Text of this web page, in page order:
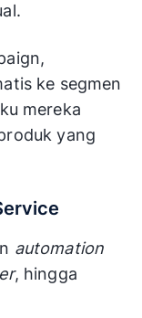
ke segmen
mereka
yang
automation
, hingga